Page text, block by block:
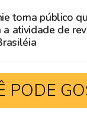
torna público
a atividade de
PODE